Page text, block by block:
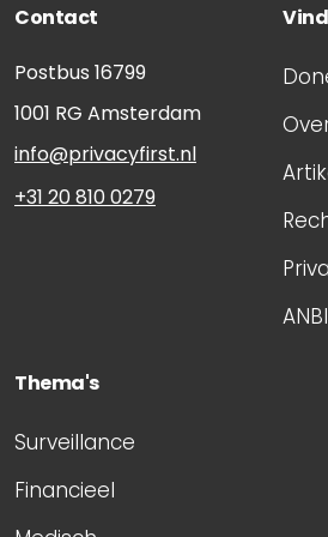
een notariële akte. Een
rechtskracht als de erflater
het testament hebben
contact op om de details
Contact
Postbus 16799
1001 RG Amsterdam
info@privacyfirst.nl
+31 20 810 0279
Thema's
Surveillance
Financieel